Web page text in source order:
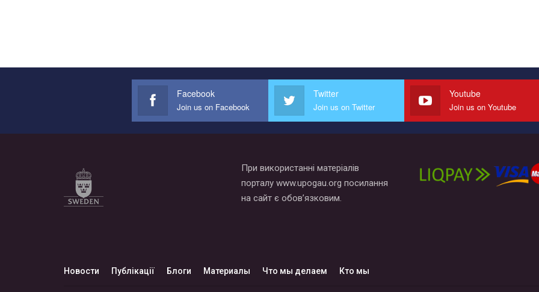
Facebook
Join us on Facebook
Twitter
Join us on Twitter
Youtube
Join us on Youtube
При використанні матеріалів
порталу www.upogau.org посилання
на сайт є обов’язковим.
Новости Публікації Блоги Материалы Что мы делаем Кто мы